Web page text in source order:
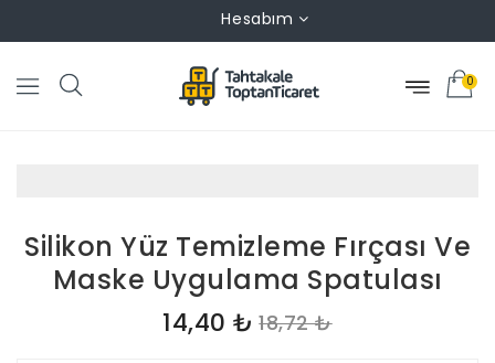
Hesabım
0
Silikon Yüz Temizleme Fırçası Ve
Maske Uygulama Spatulası
14,40 ₺ 18,72 ₺